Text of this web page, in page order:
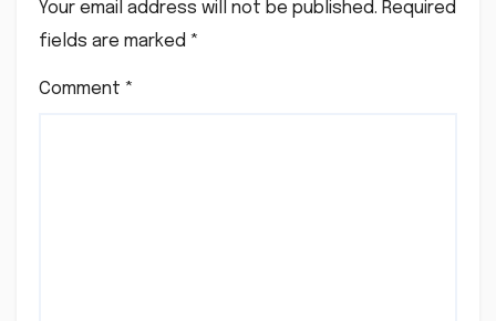
Your email address will not be published. Required
fields are marked *
Comment *